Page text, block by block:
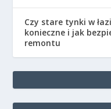
Czy stare tynki w
konieczne i jak
remontu